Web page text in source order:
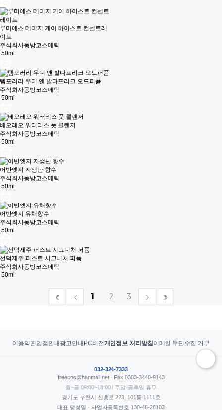
루미에스 데미지 케어 하이스트 컨센트레
이트
주식회사동방코스메틱
50ml
템포러리 우디 앤 발다프리크 오드퍼퓸
주식회사동방코스메틱
50ml
베오레오 워터리스 풋 클렌저
주식회사동방코스메틱
50ml
어반엣지 자생난 향수
주식회사동방코스메틱
50ml
어반엣지 유채향수
주식회사동방코스메틱
50ml
선덕제주 퍼스트 시그니처 퍼퓸
주식회사동방코스메틱
50ml
1 2 3
이용약관입점안내 광고안내 PC버전개인정보 처리방침 이메일 무단수집 거부
032-324-7333
freecos@hanmail.net · Fax 0303-3440-9143
월~금 09:00~18:00 / 주말·공휴일 휴무
경기도 부천시 신흥로 223, 101동 1111호
대표 맹성열 · 사업자등록번호 130-46-28103